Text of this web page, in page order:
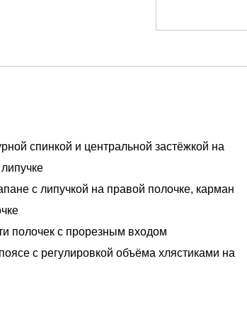
спинкой и центральной застёжкой на
с липучкой на правой полочке, карман
полочек с прорезным входом
с регулировкой объёма хлястиками на